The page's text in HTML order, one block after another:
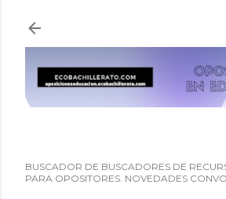
BUSCADOR DE BUSCADORES DE
PARA OPOSITORES. NOVEDADES